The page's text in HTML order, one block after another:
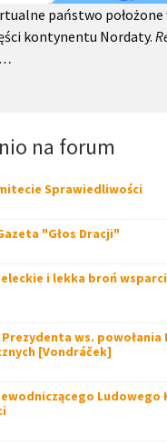
państwo położone
kontynentu Nordaty.
na forum
Sprawiedliwości
"Głos Dracji"
i lekka broń
ws. powołania
[Vondráček]